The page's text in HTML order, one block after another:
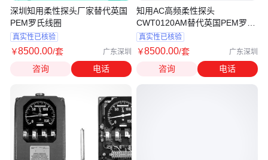
深圳知用柔性探头厂家替代英国
PEM罗氏线圈
真实性已核验
￥8500.00/套 广东深圳
咨询 电话
知用AC高频柔性探头
CWT0120AM替代英国PEM罗氏
线圈
真实性已核验
￥8500.00/套 广东深圳
咨询 电话